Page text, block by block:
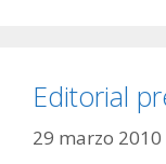
Editorial
29 marzo 2010